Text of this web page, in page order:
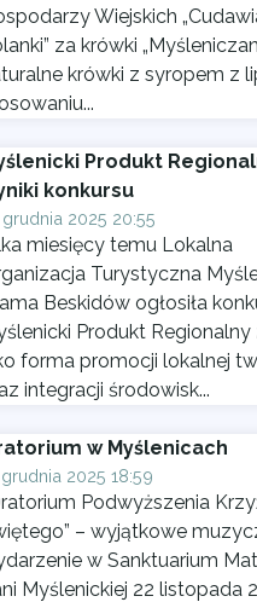
Wiejskich
za krówki
krówki z syropem z
Produkt
konkursu
grudnia 2025 20:55
miesięcy temu Lokalna
Turystyczna
Beskidów ogłosiła
Produkt Regionalny
forma promocji lokalnej
integracji środowisk...
w Myślenicach
2025 18:59
Podwyższenia
– wyjątkowe
w Sanktuarium
Myślenickiej 22 listopada